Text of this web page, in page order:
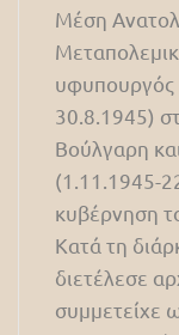
Μέση
υφυπουργός
30.8.1945)
Βούλγαρη
(1.11.1945-
κυβέρνηση
Κατά τη
διετέλεσε
συμμετείχε